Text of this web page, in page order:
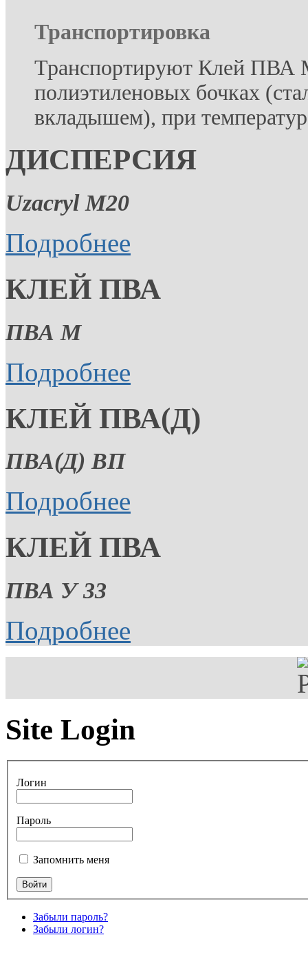
Транспортировка
Транспортируют Клей ПВА
полиэтиленовых бочках
вкладышем), при
ДИСПЕРСИЯ
Uzacryl M20
Подробнее
КЛЕЙ ПВА
ПВА М
Подробнее
КЛЕЙ ПВА(Д)
ПВА(Д) ВП
Подробнее
КЛЕЙ ПВА
ПВА У 33
Подробнее
Site Login
Логин
Пароль
Запомнить меня
Забыли пароль?
Забыли логин?